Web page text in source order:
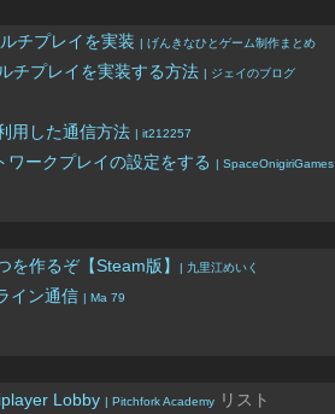
チプレイを実装 | げんきなひとゲーム制作まとめ
チプレイを実装する方法 | ジェイのブログ
用した通信方法 | it212257
ワークプレイの設定をする | SpaceOnigiriGames
を作るぞ【Steam版】 | 九里江めいく
イン通信 | Ma 79
Lobby | Pitchfork Academy リスト